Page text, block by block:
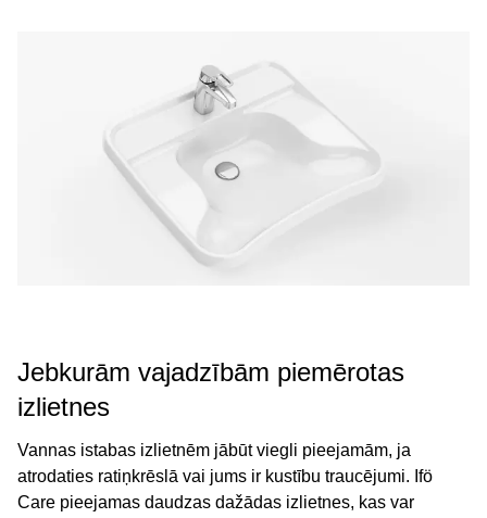
Jebkurām vajadzībām piemērotas
izlietnes
Vannas istabas izlietnēm jābūt viegli pieejamām, ja
atrodaties ratiņkrēslā vai jums ir kustību traucējumi. Ifö
Care pieejamas daudzas dažādas izlietnes, kas var